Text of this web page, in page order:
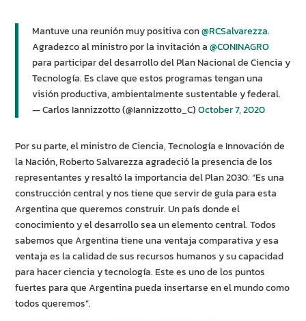
Mantuve una reunión muy positiva con@RCSalvarezza.
Agradezco al ministro por la invitación a@CONINAGRO
para participar del desarrollo del Plan Nacional de Ciencia y
Tecnología. Es clave que estos programas tengan una
visión productiva, ambientalmente sustentable y federal.
— Carlos Iannizzotto (@Iannizzotto_C)October 7, 2020
Por su parte, el ministro de Ciencia, Tecnología e Innovación de
la Nación, Roberto Salvarezza agradeció la presencia de los
representantes y resaltó la importancia del Plan 2030: “Es una
construcción central y nos tiene que servir de guía para esta
Argentina que queremos construir. Un país donde el
conocimiento y el desarrollo sea un elemento central. Todos
sabemos que Argentina tiene una ventaja comparativa y esa
ventaja es la calidad de sus recursos humanos y su capacidad
para hacer ciencia y tecnología. Este es uno de los puntos
fuertes para que Argentina pueda insertarse en el mundo como
todos queremos”.